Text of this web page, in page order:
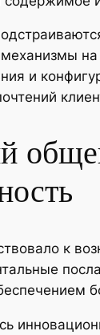
на
и
к